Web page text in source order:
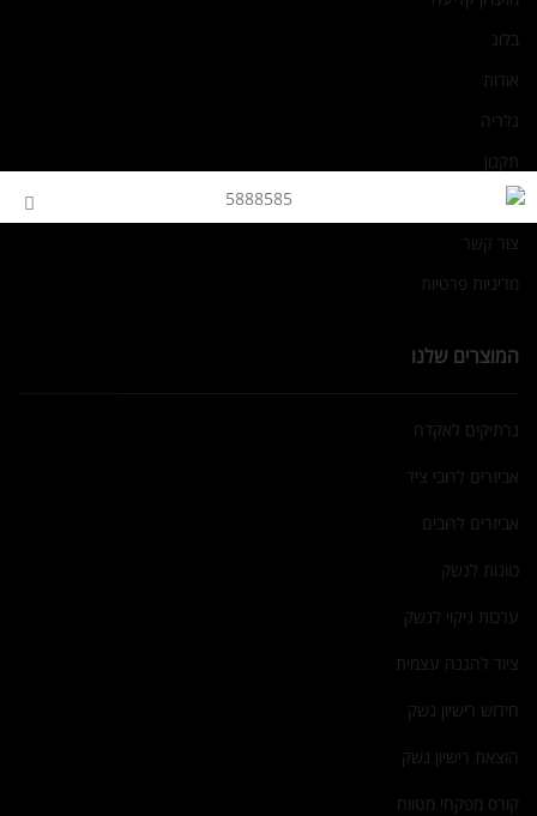
בלוג
אודות
גלריה
תקנון
מפת אתר
צור קשר
מדיניות פרטיות
המוצרים שלנו
נרתיקים לאקדח
אביזרים לרובי ציד
אביזרים לרובים
כוונות לנשק
ערכות ניקוי לנשק
ציוד להגנה עצמית
חידוש רישיון נשק
הוצאת רישיון נשק
קורס מפקחי מטווח